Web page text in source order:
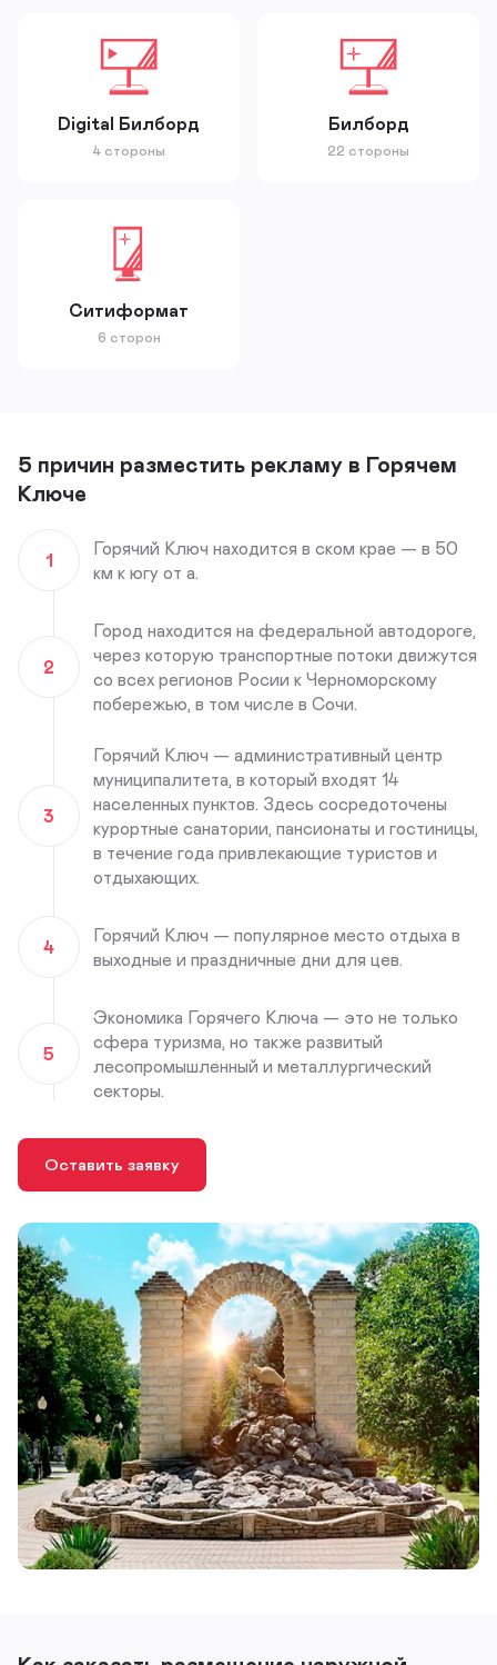
Digital Билборд
4 стороны
Билборд
22 стороны
Ситиформат
6 сторон
5 причин разместить рекламу в Горячем
Ключе
1
Горячий Ключ находится в ском крае — в 50
км к югу от а.
2
Город находится на федеральной автодороге,
через которую транспортные потоки движутся
со всех регионов Росии к Черноморскому
побережью, в том числе в Сочи.
3
Горячий Ключ — административный центр
муниципалитета, в который входят 14
населенных пунктов. Здесь сосредоточены
курортные санатории, пансионаты и гостиницы,
в течение года привлекающие туристов и
отдыхающих.
4
Горячий Ключ — популярное место отдыха в
выходные и праздничные дни для цев.
5
Экономика Горячего Ключа — это не только
сфера туризма, но также развитый
лесопромышленный и металлургический
секторы.
Оставить заявку